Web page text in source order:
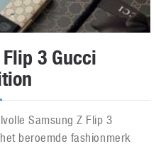
3 Gucci
Samsung Z Flip 3
beroemde fashionmerk